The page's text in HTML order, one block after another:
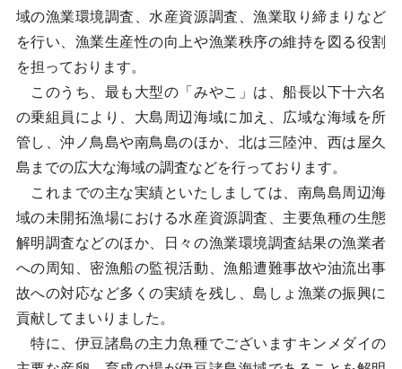
域の漁業環境調査、水産資源調査、漁業取り締まりなど
を行い、漁業生産性の向上や漁業秩序の維持を図る役割
を担っております。
このうち、最も大型の「みやこ」は、船長以下十六名
の乗組員により、大島周辺海域に加え、広域な海域を所
管し、沖ノ鳥島や南鳥島のほか、北は三陸沖、西は屋久
島までの広大な海域の調査などを行っております。
これまでの主な実績といたしましては、南鳥島周辺海
域の未開拓漁場における水産資源調査、主要魚種の生態
解明調査などのほか、日々の漁業環境調査結果の漁業者
への周知、密漁船の監視活動、漁船遭難事故や油流出事
故への対応など多くの実績を残し、島しょ漁業の振興に
貢献してまいりました。
特に、伊豆諸島の主力魚種でございますキンメダイの